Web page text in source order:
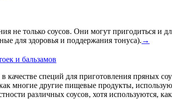
не только соусов. Они могут пригодиться и
для здоровья и поддержания тонуса). →
и бальзамов
качестве специй для приготовления пряных
многие другие пищевые продукты,
различных соусов, хотя используются,